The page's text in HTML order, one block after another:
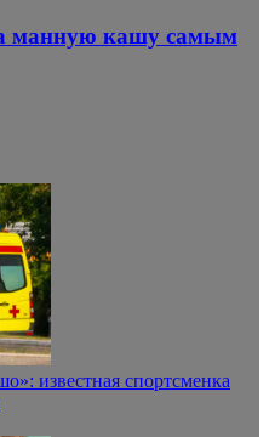
манную кашу самым
известная спортсменка